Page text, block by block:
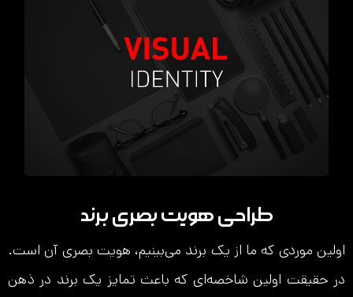
طراحی هویت بصری برند
اولین موردی که ما از یک برند می‌بینیم، هویت بصری آن است.
در حقیقت اولین شاخصه‌ای که باعث تمایز یک برند در ذهن